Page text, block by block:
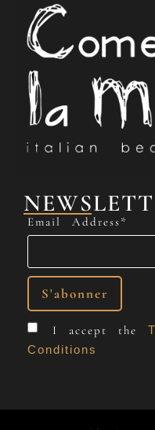
Email Address*
I accept the
Conditions